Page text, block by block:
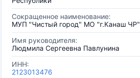
Сокращенное наименование:
МУП "Чистый город" МО "г.Канаш ЧР"
Имя руководителя:
Людмила Сергеевна Павлунина
ИНН:
2123013476